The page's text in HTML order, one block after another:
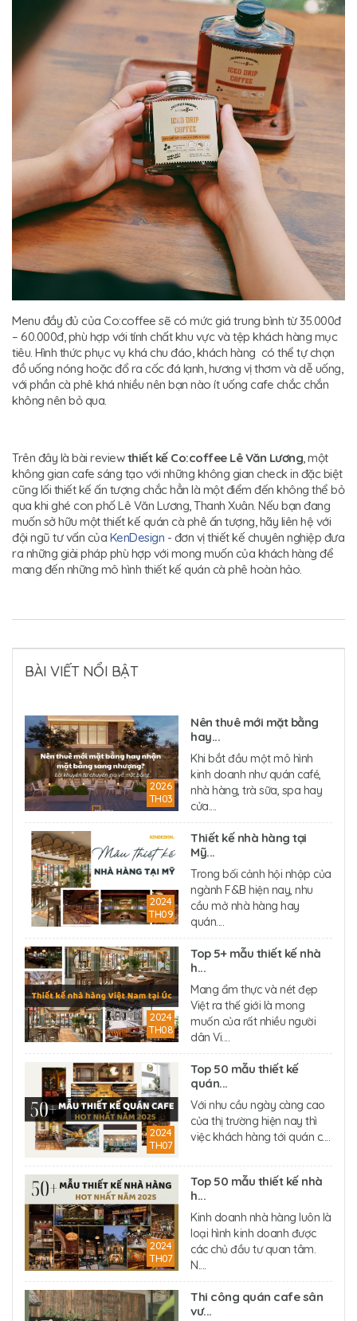
Menu đầy đủ của Co:coffee sẽ có mức giá trung bình từ 35.000đ
– 60.000đ, phù hợp với tính chất khu vực và tệp khách hàng mục
tiêu. Hình thức phục vụ khá chu đáo, khách hàng có thể tự chọn
đồ uống nóng hoặc đổ ra cốc đá lạnh, hương vị thơm và dễ uống,
với phần cà phê khá nhiều nên bạn nào ít uống cafe chắc chắn
không nên bỏ qua.
Trên đây là bài reviewthiết kế Co:coffee Lê Văn Lương , một
không gian cafe sáng tạo với những không gian check in đặc biệt
cũng lối thiết kế ấn tượng chắc hẳn là một điểm đến không thể bỏ
qua khi ghé con phố Lê Văn Lương, Thanh Xuân. Nếu bạn đang
muốn sở hữu một thiết kế quán cà phê ấn tượng, hãy liên hệ với
đội ngũ tư vấn của KenDesign - đơn vị thiết kế chuyên nghiệp đưa
ra những giải pháp phù hợp với mong muốn của khách hàng để
mang đến những mô hình thiết kế quán cà phê hoàn hảo.
BÀI VIẾT NỔI BẬT
2026
TH03
Nên thuê mới mặt bằng
hay...
Khi bắt đầu một mô hình
kinh doanh như quán café,
nhà hàng, trà sữa, spa hay
cửa....
2024
TH09
Thiết kế nhà hàng tại
Mỹ...
Trong bối cảnh hội nhập của
ngành F&B hiện nay, nhu
cầu mở nhà hàng hay
quán....
2024
TH08
Top 5+ mẫu thiết kế nhà
h...
Mang ẩm thực và nét đẹp
Việt ra thế giới là mong
muốn của rất nhiều người
dân Vi....
2024
TH07
Top 50 mẫu thiết kế
quán...
Với nhu cầu ngày càng cao
của thị trường hiện nay thì
việc khách hàng tới quán c....
2024
TH07
Top 50 mẫu thiết kế nhà
h...
Kinh doanh nhà hàng luôn là
loại hình kinh doanh được
các chủ đầu tư quan tâm.
N....
Thi công quán cafe sân
vư...